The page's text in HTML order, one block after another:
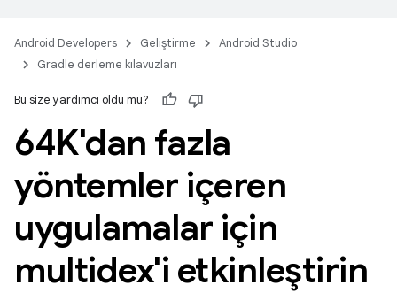
Android Developers Geliştirme
Android Studio
Gradle derleme kılavuzları
Bu size yardımcı oldu mu?
64K'dan fazla
yöntemler içeren
uygulamalar için
multidex'i etkinleştirin